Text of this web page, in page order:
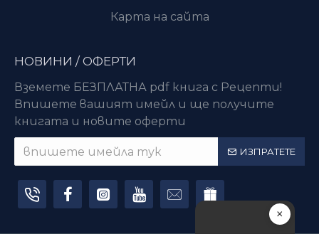
×
Карта на сайта
НОВИНИ / ОФЕРТИ
Вземете БЕЗПЛАТНА pdf книга с Рецепти!
Впишете вашият имейл и ще получите
книгата и новите оферти
ИЗПРАТЕТЕ